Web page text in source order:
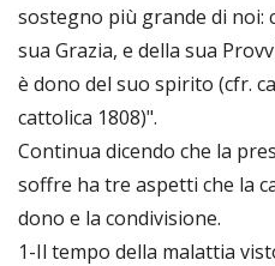
sostegno più grande di noi:
sua Grazia, e della sua
è dono del suo spirito (cfr.
cattolica 1808)".
Continua dicendo che la
soffre ha tre aspetti che la
dono e la condivisione.
1-Il tempo della malattia